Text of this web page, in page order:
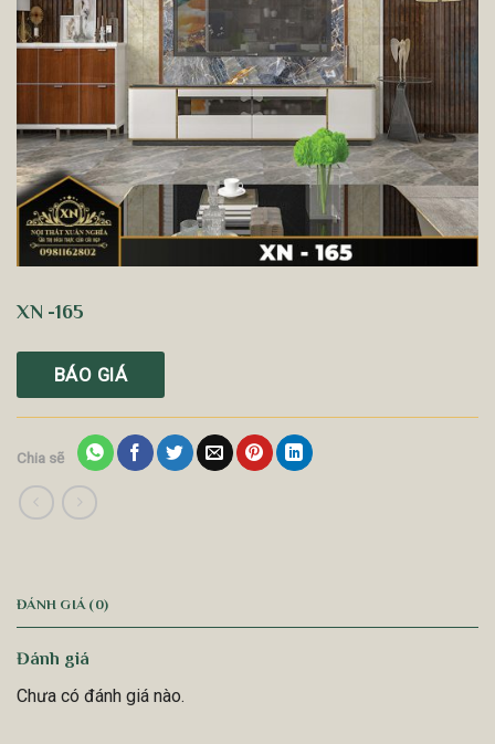
XN -165
BÁO GIÁ
Chia sẽ
ĐÁNH GIÁ (0)
Đánh giá
Chưa có đánh giá nào.